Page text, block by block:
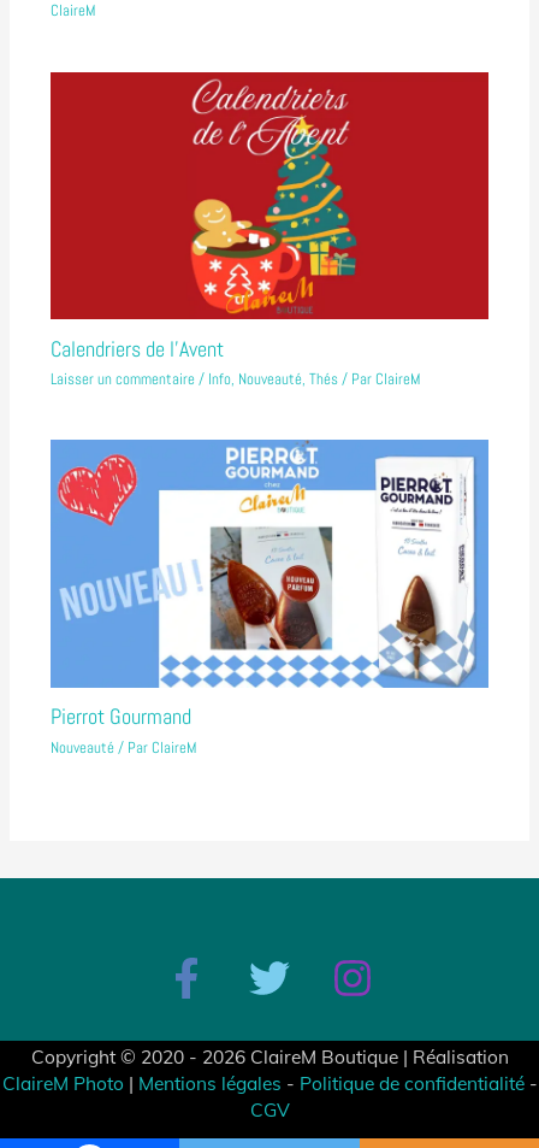
ClaireM
Calendriers de l’Avent
Laisser un commentaire / Info, Nouveauté, Thés/ Par ClaireM
Pierrot Gourmand
Nouveauté/ Par ClaireM
Copyright © 2020 - 2026 ClaireM Boutique | Réalisation
ClaireM Photo | Mentions légales - Politique de confidentialité-
CGV